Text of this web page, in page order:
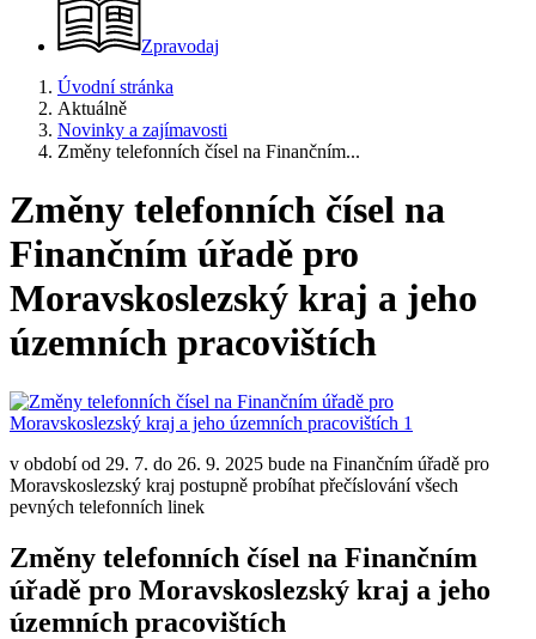
Zpravodaj
Úvodní stránka
Aktuálně
Novinky a zajímavosti
Změny telefonních čísel na Finančním...
Změny telefonních čísel na
Finančním úřadě pro
Moravskoslezský kraj a jeho
územních pracovištích
v období od 29. 7. do 26. 9. 2025 bude na Finančním úřadě pro
Moravskoslezský kraj postupně probíhat přečíslování všech
pevných telefonních linek
Změny telefonních čísel na Finančním
úřadě pro Moravskoslezský kraj a jeho
územních pracovištích